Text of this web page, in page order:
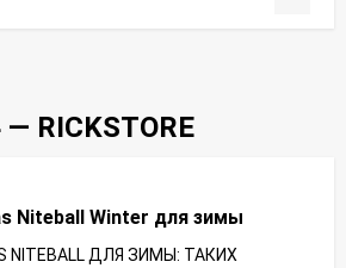
RICKSTORE
Niteball Winter для зимы
NITEBALL ДЛЯ ЗИМЫ: ТАКИХ